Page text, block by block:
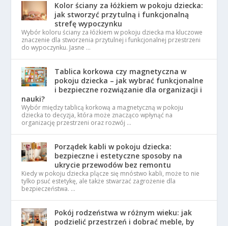
Kolor ściany za łóżkiem w pokoju dziecka:
jak stworzyć przytulną i funkcjonalną
strefę wypoczynku
Wybór koloru ściany za łóżkiem w pokoju dziecka ma kluczowe
znaczenie dla stworzenia przytulnej i funkcjonalnej przestrzeni
do wypoczynku. Jasne …
Tablica korkowa czy magnetyczna w
pokoju dziecka – jak wybrać funkcjonalne
i bezpieczne rozwiązanie dla organizacji i
nauki?
Wybór między tablicą korkową a magnetyczną w pokoju
dziecka to decyzja, która może znacząco wpłynąć na
organizację przestrzeni oraz rozwój …
Porządek kabli w pokoju dziecka:
bezpieczne i estetyczne sposoby na
ukrycie przewodów bez remontu
Kiedy w pokoju dziecka plącze się mnóstwo kabli, może to nie
tylko psuć estetykę, ale także stwarzać zagrożenie dla
bezpieczeństwa. …
Pokój rodzeństwa w różnym wieku: jak
podzielić przestrzeń i dobrać meble, by